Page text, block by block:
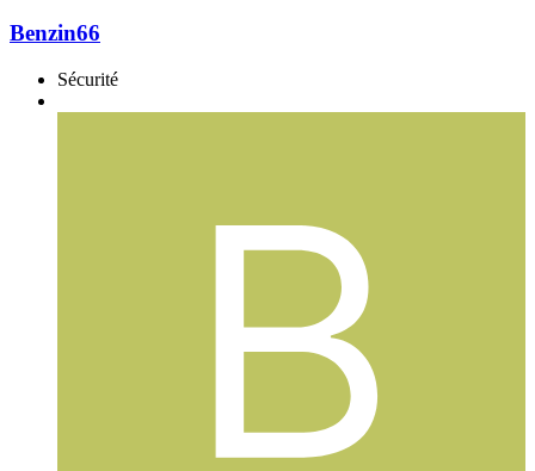
Benzin66
Sécurité